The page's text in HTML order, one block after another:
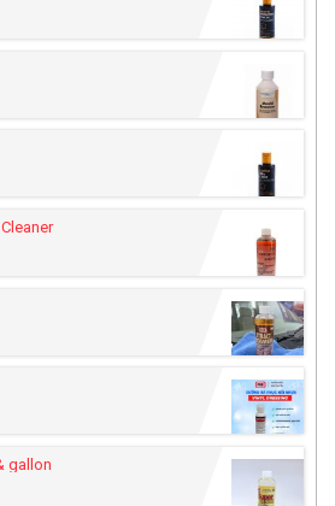
gallon